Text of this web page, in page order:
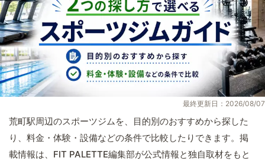
最終更新日：2026/08/07
荒町駅周辺のスポーツジムを、目的別のおすすめから探した
り、料金・体験・設備などの条件で比較したりできます。掲
載情報は、FIT PALETTE編集部が公式情報と独自取材をもと